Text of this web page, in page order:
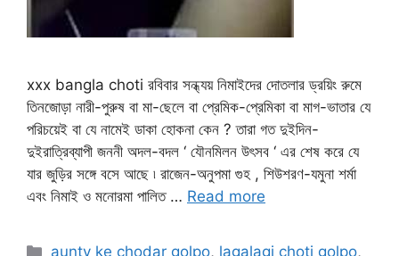
xxx bangla choti রবিবার সন্ধ্যয় নিমাইদের দোতলার ড্রয়িং রুমে
তিনজোড়া নারী-পুরুষ বা মা-ছেলে বা প্রেমিক-প্রেমিকা বা মাগ-ভাতার যে
পরিচয়েই বা যে নামেই ডাকা হোকনা কেন ? তারা গত দুইদিন-
দুইরাত্রিব্যাপী জননী অদল-বদল ‘ যৌনমিলন উৎসব ‘ এর শেষ করে যে
যার জুড়ির সঙ্গে বসে আছে ৷ রাজেন-অনুপমা গুহ , শিউশরণ-যমুনা শর্মা
এবং নিমাই ও মনোরমা পালিত … Read more
Categories
aunty ke chodar golpo, lagalagi choti golpo,